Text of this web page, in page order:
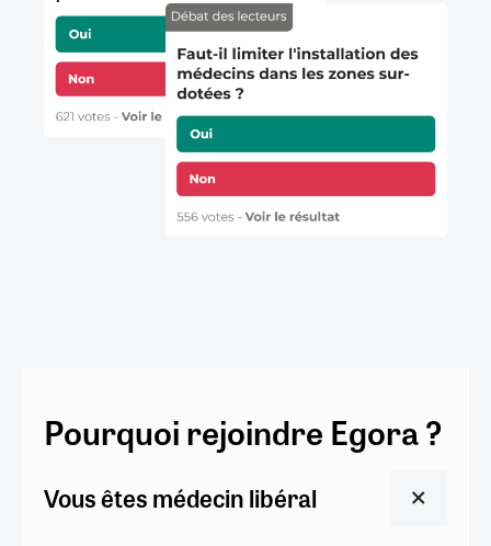
Pourquoi rejoindre Egora ?
Vous êtes médecin libéral